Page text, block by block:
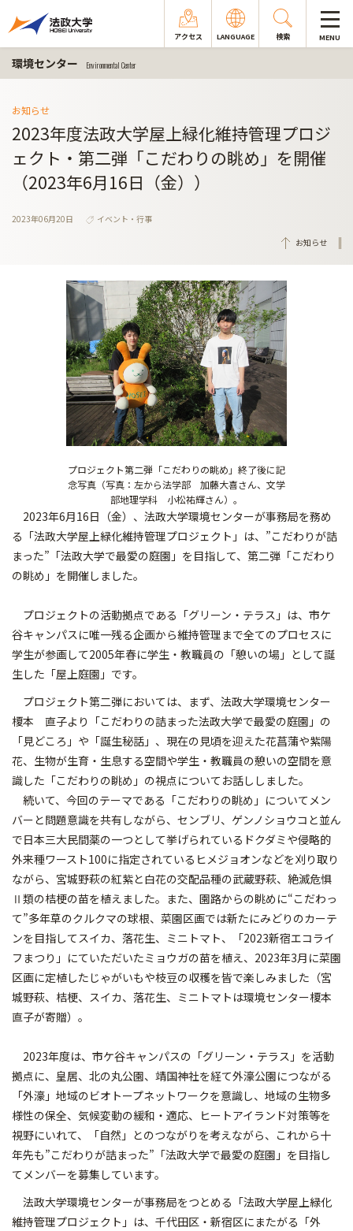
アクセス LANGUAGE 検索 MENU
環境センター Environmental Center
お知らせ
2023年度法政大学屋上緑化維持管理プロジ
ェクト・第二弾「こだわりの眺め」を開催
（2023年6月16日（金））
2023年06月20日
イベント・行事
お知らせ
2023年6月16日（金）、法政大学環境センターが事務局を務め
る「法政大学屋上緑化維持管理プロジェクト」は、”こだわりが詰
まった”「法政大学で最愛の庭園」を目指して、第二弾「こだわり
の眺め」を開催しました。
プロジェクトの活動拠点である「グリーン・テラス」は、市ケ
谷キャンパスに唯一残る企画から維持管理まで全てのプロセスに
学生が参画して2005年春に学生・教職員の「憩いの場」として誕
生した「屋上庭園」です。
プロジェクト第二弾においては、まず、法政大学環境センター
榎本 直子より「こだわりの詰まった法政大学で最愛の庭園」の
「見どころ」や「誕生秘話」、現在の見頃を迎えた花菖蒲や紫陽
花、生物が生育・生息する空間や学生・教職員の憩いの空間を意
識した「こだわりの眺め」の視点についてお話ししました。
続いて、今回のテーマである「こだわりの眺め」についてメン
バーと問題意識を共有しながら、センブリ、ゲンノショウコと並ん
で日本三大民間薬の一つとして挙げられているドクダミや侵略的
外来種ワースト100に指定されているヒメジョオンなどを刈り取り
ながら、宮城野萩の紅紫と白花の交配品種の武蔵野萩、絶滅危惧
Ⅱ類の桔梗の苗を植えました。また、園路からの眺めに“こだわっ
て”多年草のクルクマの球根、菜園区画では新たにみどりのカーテ
ンを目指してスイカ、落花生、ミニトマト、「2023新宿エコライ
フまつり」にていただいたミョウガの苗を植え、2023年3月に菜園
区画に定植したじゃがいもや枝豆の収穫を皆で楽しみました（宮
城野萩、桔梗、スイカ、落花生、ミニトマトは環境センター榎本
直子が寄贈）。
2023年度は、市ケ谷キャンパスの「グリーン・テラス」を活動
拠点に、皇居、北の丸公園、靖国神社を経て外濠公園につながる
「外濠」地域のビオトープネットワークを意識し、地域の生物多
様性の保全、気候変動の緩和・適応、ヒートアイランド対策等を
視野にいれて、「自然」とのつながりを考えながら、これから十
年先も”こだわりが詰まった”「法政大学で最愛の庭園」を目指し
てメンバーを募集しています。
法政大学環境センターが事務局をつとめる「法政大学屋上緑化
維持管理プロジェクト」は、千代田区・新宿区にまたがる「外
プロジェクト第二弾「こだわりの眺め」終了後に記
念写真（写真：左から法学部 加藤大喜さん、文学
部地理学科 小松祐輝さん）。